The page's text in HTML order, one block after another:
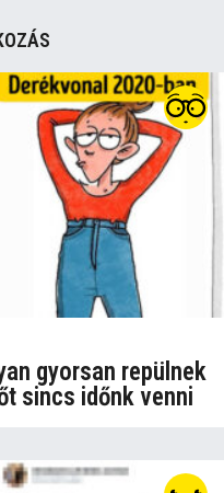
gyorsan repülnek
sincs időnk venni